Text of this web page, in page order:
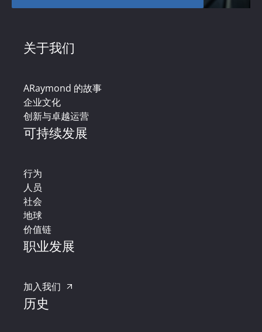
关于我们
ARaymond 的故事
企业文化
创新与卓越运营
可持续发展
行为
人员
社会
地球
价值链
职业发展
加入我们
历史